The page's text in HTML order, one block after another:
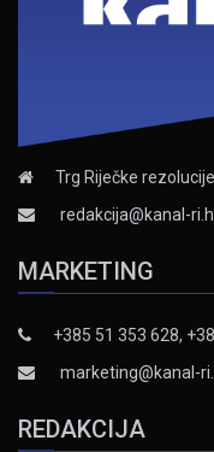
Trg Riječke
redakcija@kanal-
MARKETING
+385 51 353 628,
marketing@kanal-
REDAKCIJA